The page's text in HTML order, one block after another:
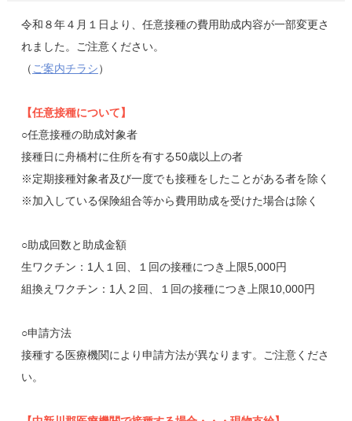
令和８年４月１日より、任意接種の費用助成内容が一部変更さ
れました。ご注意ください。
（ ご案内チラシ）
【任意接種について】
○任意接種の助成対象者
接種日に舟橋村に住所を有する50歳以上の者
※定期接種対象者及び一度でも接種をしたことがある者を除く
※加入している保険組合等から費用助成を受けた場合は除く
○助成回数と助成金額
生ワクチン：1人１回、１回の接種につき上限5,000円
組換えワクチン：1人２回、１回の接種につき上限10,000円
○申請方法
接種する医療機関により申請方法が異なります。ご注意くださ
い。